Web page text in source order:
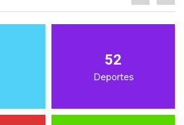
52
Deportes